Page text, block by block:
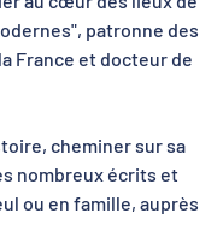
patronne des
France et docteur de
cheminer sur sa
nombreux écrits et
ou en famille, auprès